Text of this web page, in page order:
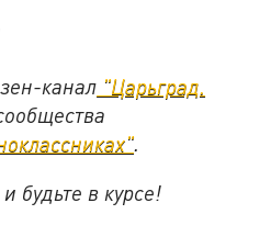
канал "Царьград.
.
будьте в курсе!